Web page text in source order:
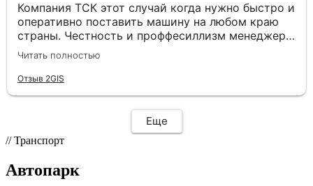
Компания ТСК этот случай когда нужно быстро и
оперативно поставить машину на любом краю
страны. Честность и проффесиллизм менеджера
Евгения располагает к плодотворному
сотрудничеству. Рекомендую данную компанию
как надёжного партнера по перевозкам
Читать полностью
Отзыв 2GIS
Еще
// Транспорт
Автопарк